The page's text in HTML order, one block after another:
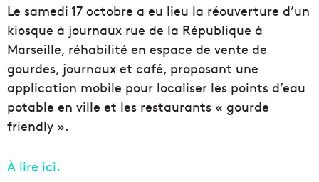
Le samedi 17 octobre a eu lieu la réouverture d’un
kiosque à journaux rue de la République à
Marseille, réhabilité en espace de vente de
gourdes, journaux et café, proposant une
application mobile pour localiser les points d’eau
potable en ville et les restaurants « gourde
friendly ».
À lire ici.